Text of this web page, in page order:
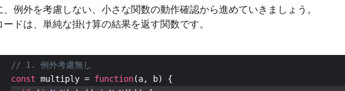
、例外を考慮しない、小さな関数の動作確認から進めていきましょう。
ードは、単純な掛け算の結果を返す関数です。
const multiply = function